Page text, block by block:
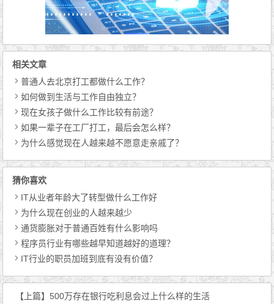
相关文章
普通人去北京打工都做什么工作？
如何做到生活与工作自由独立？
现在女孩子做什么工作比较有前途？
如果一辈子在工厂打工，最后会怎么样？
为什么感觉现在人越来越不愿意走亲戚了？
猜你喜欢
IT从业者年龄大了转型做什么工作好
为什么现在创业的人越来越少
通货膨胀对于普通百姓有什么影响吗
程序员行业有哪些越早知道越好的道理？
IT行业的职员加班到底有没有价值？
【上篇】500万存在银行吃利息会过上什么样的生活